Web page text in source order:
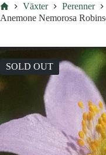
HemVäxter
Perenner
Anemone Nemorosa
SOLD OUT